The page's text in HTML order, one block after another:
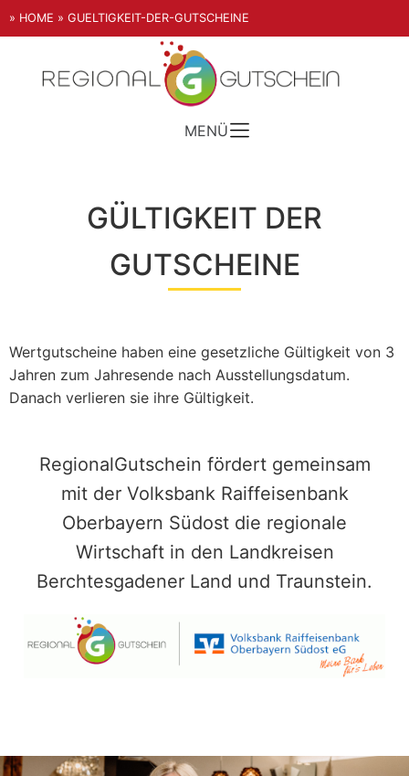
» HOME » GUELTIGKEIT-DER-GUTSCHEINE
MENÜ
GÜLTIGKEIT DER
GUTSCHEINE
Wertgutscheine haben eine gesetzliche Gültigkeit von 3
Jahren zum Jahresende nach Ausstellungsdatum.
Danach verlieren sie ihre Gültigkeit.
RegionalGutschein fördert gemeinsam
mit der Volksbank Raiffeisenbank
Oberbayern Südost die regionale
Wirtschaft in den Landkreisen
Berchtesgadener Land und Traunstein.